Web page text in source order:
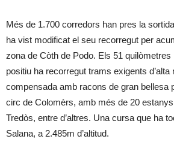
Més de 1.700 corredors han pres la
ha vist modificat el seu recorregut per
zona de Còth de Podo. Els 51
positiu ha recorregut trams exigents d’alta
compensada amb racons de gran bellesa
circ de Colomèrs, amb més de 20
Tredòs, entre d’altres. Una cursa que ha
Salana, a 2.485m d’altitud.